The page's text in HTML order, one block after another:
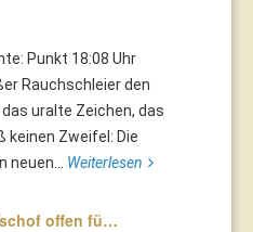
Punkt 18:08 Uhr
Rauchschleier den
uralte Zeichen, das
keinen Zweifel: Die
neuen... Weiterlesen
offen fü…